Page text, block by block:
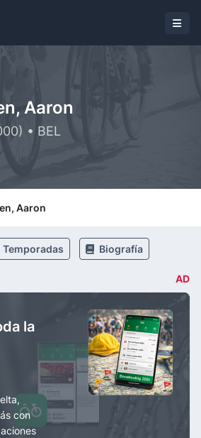
Aaron
• BEL
Aaron
Temporadas Biografía
AD
la
con